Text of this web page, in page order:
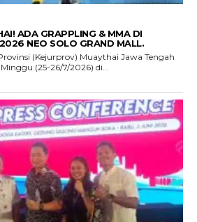
ADA GRAPPLING & MMA DI
NEO SOLO GRAND MALL.
(Kejurprov) Muaythai Jawa Tengah
(25-26/7/2026) di...